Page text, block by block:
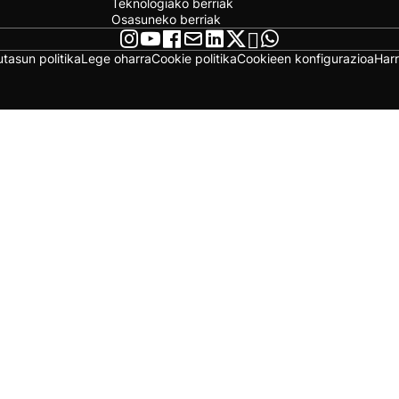
Teknologiako berriak
Osasuneko berriak
politikaLege oharraCookie politikaCookieen konfigurazioa